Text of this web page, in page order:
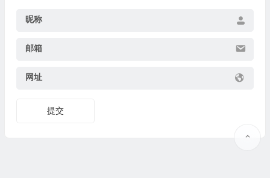
昵称
邮箱
网址
提交